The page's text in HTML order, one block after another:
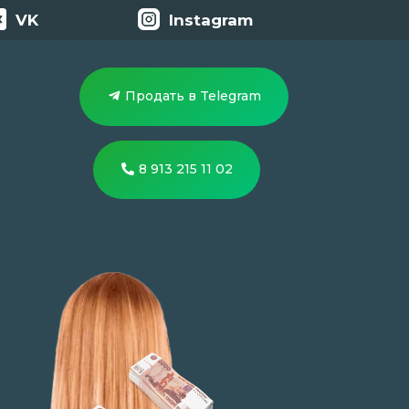
VK Instagram
Продать в Telegram
8 913 215 11 02